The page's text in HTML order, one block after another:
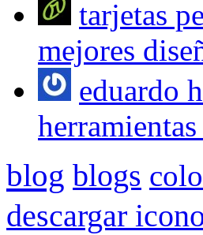
tarjetas
mejores
eduardo
blog blogs
descargar